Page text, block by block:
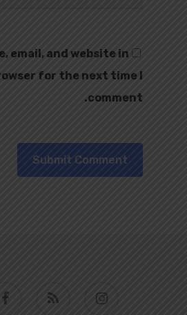
email, and website in
for the next time I
comment.
instagram